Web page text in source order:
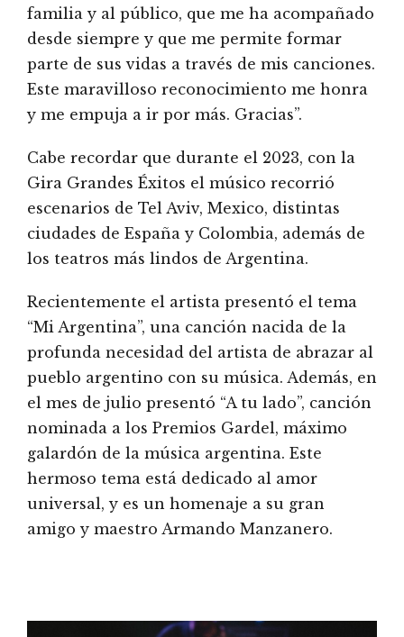
familia y al público, que me ha acompañado
desde siempre y que me permite formar
parte de sus vidas a través de mis canciones.
Este maravilloso reconocimiento me honra
y me empuja a ir por más. Gracias”.
Cabe recordar que durante el 2023, con la
Gira Grandes Éxitos el músico recorrió
escenarios de Tel Aviv, Mexico, distintas
ciudades de España y Colombia, además de
los teatros más lindos de Argentina.
Recientemente el artista presentó el tema
“Mi Argentina”, una canción nacida de la
profunda necesidad del artista de abrazar al
pueblo argentino con su música. Además, en
el mes de julio presentó “A tu lado”, canción
nominada a los Premios Gardel, máximo
galardón de la música argentina. Este
hermoso tema está dedicado al amor
universal, y es un homenaje a su gran
amigo y maestro Armando Manzanero.